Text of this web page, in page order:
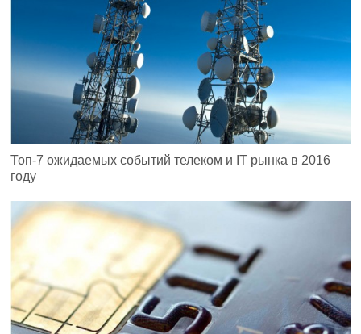
Топ-7 ожидаемых событий телеком и IT рынка в 2016
году